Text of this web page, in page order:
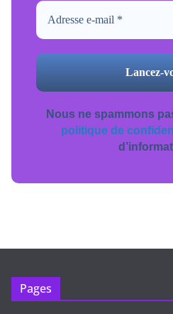
Nous ne spammons
politique de
Pages